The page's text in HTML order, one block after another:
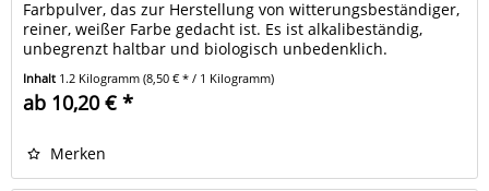
Farbpulver, das zur Herstellung von witterungsbeständiger,
reiner, weißer Farbe gedacht ist. Es ist alkalibeständig,
unbegrenzt haltbar und biologisch unbedenklich.
Inhalt 1.2 Kilogramm(8,50 € * / 1 Kilogramm)
ab 10,20 € *
Merken